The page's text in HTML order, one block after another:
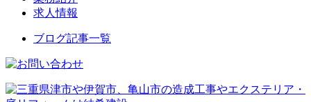
求人情報
ブログ記事一覧